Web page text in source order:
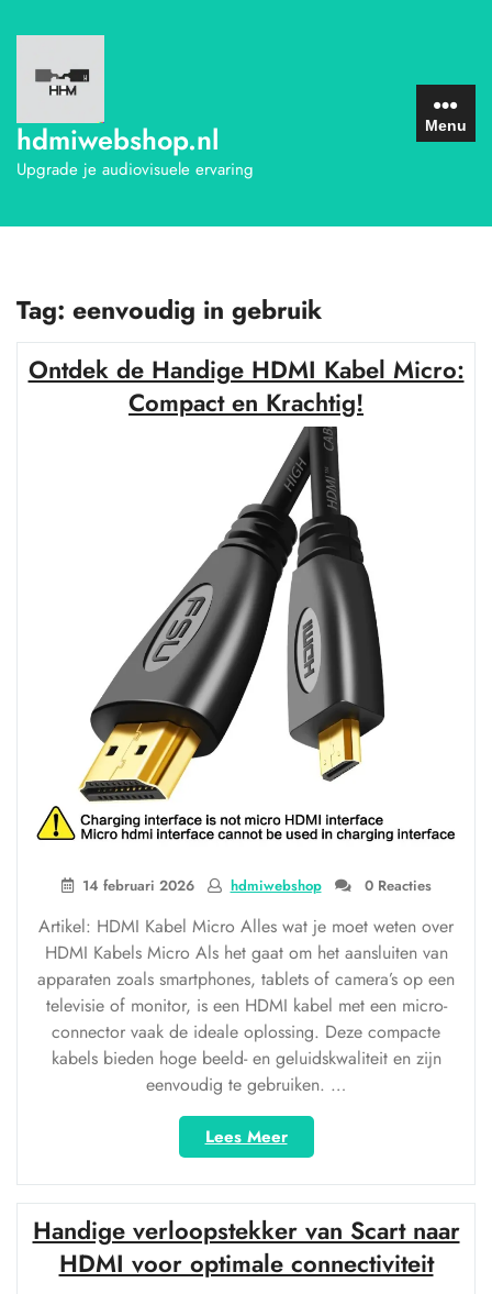
naar
inhoud
hdmiwebshop.nl
Upgrade je audiovisuele ervaring
Menu
Tag: eenvoudig in gebruik
Ontdek de Handige HDMI Kabel Micro:
Compact en Krachtig!
14 februari 2026 hdmiwebshop 0 Reacties
Artikel: HDMI Kabel Micro Alles wat je moet weten over
HDMI Kabels Micro Als het gaat om het aansluiten van
apparaten zoals smartphones, tablets of camera’s op een
televisie of monitor, is een HDMI kabel met een micro-
connector vaak de ideale oplossing. Deze compacte
kabels bieden hoge beeld- en geluidskwaliteit en zijn
eenvoudig te gebruiken. …
Lees Meer“Ontdek
de
Handige
HDMI
Kabel
Micro:
Compact
Handige verloopstekker van Scart naar
HDMI voor optimale connectiviteit